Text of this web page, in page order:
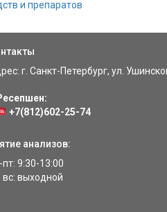
и препаратов
г. Санкт-Петербург, ул.
+7(812)602-25-74
анализов:
пт: 9:30-13:00
вс: выходной